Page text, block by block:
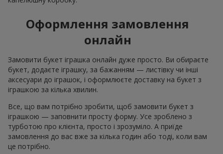
Оформлення замовлення
онлайн
Замовити букет іграшка онлайн дуже просто. Ви обираєте
букет, додаєте іграшку, за бажанням — листівку чи інші
аксесуари до іграшок, і оформлюєте доставку на букет з
іграшкою за кілька хвилин.
Все, що вам потрібно зробити, щоб замовити букет з
іграшкою — заповнити просту форму. Усе зроблено з
турботою про клієнта, просто і зрозуміло. А приїде
замовлення до вас вже за кілька годин або тоді, коли вам
це потрібно.